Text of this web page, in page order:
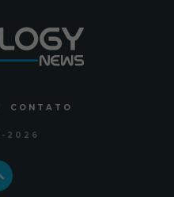
CONTATO
-2026